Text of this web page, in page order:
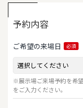
予約内容
ご希望の来場日 必須
※展示場ご来場予約を希
をご入力ください。